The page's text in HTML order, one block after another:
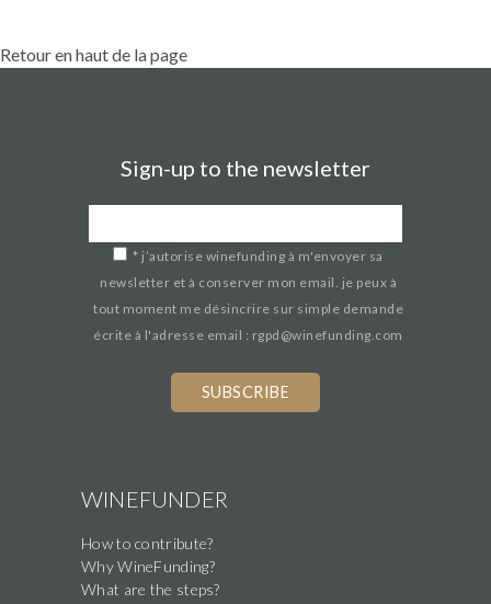
Retour en haut de la page
Sign-up to the newsletter
* j’autorise winefunding à m'envoyer sa
newsletter et à conserver mon email. je peux à
tout moment me désincrire sur simple demande
écrite à l'adresse email : rgpd@winefunding.com
this
field
WINEFUNDER
How to contribute?
Why WineFunding?
What are the steps?